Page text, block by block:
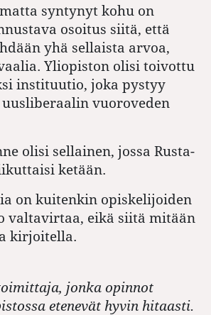
syntynyt kohu on
osoitus siitä, että
yhä sellaista arvoa,
Yliopiston olisi toivottu
instituutio, joka pystyy
vuoroveden
olisi sellainen, jossa Rusta-
ketään.
on kuitenkin opiskelijoiden
valtavirtaa, eikä siitä mitään
kirjoitella.
jonka opinnot
etenevät hyvin hitaasti.